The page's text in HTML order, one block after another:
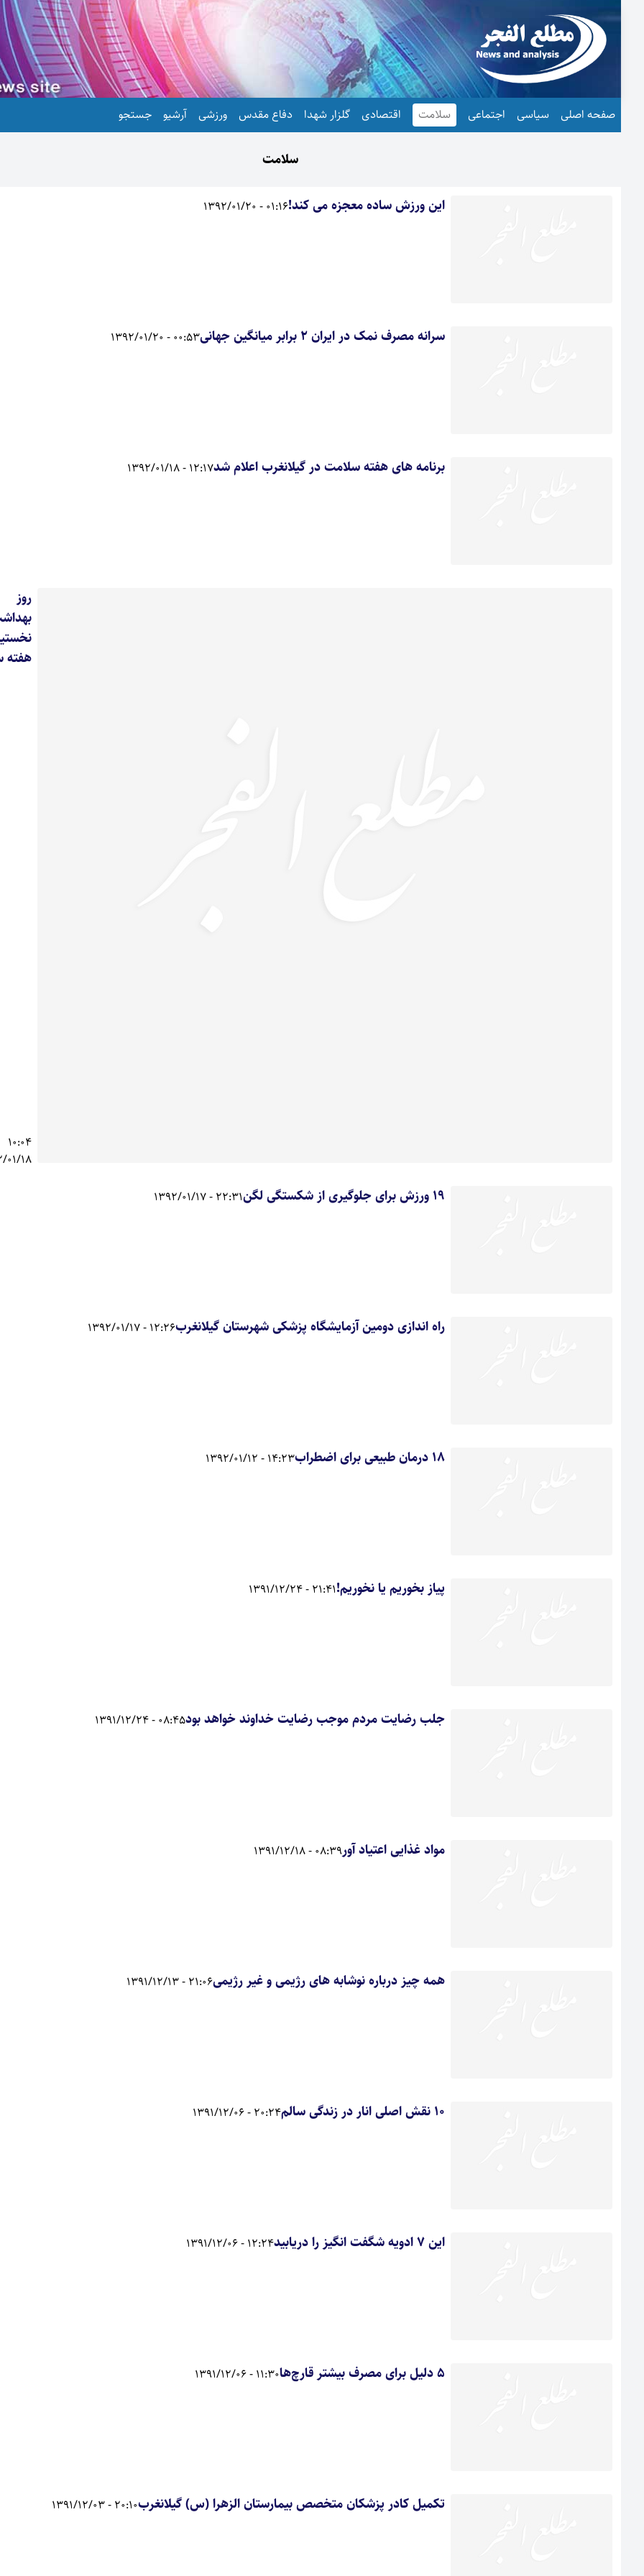
صفحه اصلی سیاسی اجتماعی سلامت اقتصادی گلزار شهدا دفاع مقدس ورزشی آرشیو جستجو
سلامت
این ورزش ساده معجزه می کند!01:16 - 1392/01/20
سرانه مصرف نمک در ایران 2 برابر میانگین جهانی 00:53 - 1392/01/20
برنامه های هفته سلامت در گیلانغرب اعلام شد12:17 - 1392/01/18
هفته
01/18
19 ورزش برای جلوگیری از شکستگی لگن 22:31 - 1392/01/17
راه اندازی دومین آزمایشگاه پزشکی شهرستان گیلانغرب12:26 - 1392/01/17
18 درمان طبیعی برای اضطراب 14:23 - 1392/01/12
پیاز بخوریم یا نخوریم!21:41 - 1391/12/24
جلب رضايت مردم موجب رضايت خداوند خواهد بود08:45 - 1391/12/24
مواد غذایی اعتیاد آور08:39 - 1391/12/18
همه چیز درباره نوشابه های رژیمی و غیر رژیمی21:06 - 1391/12/13
10 نقش اصلی انار در زندگی سالم 20:24 - 1391/12/06
این 7 ادویه‌ شگفت انگیز را دریابید 12:24 - 1391/12/06
5 دلیل برای مصرف بیشتر قارچ‌ها 11:30 - 1391/12/06
تکمیل کادر پزشکان متخصص بیمارستان الزهرا (س) گیلانغرب20:10 - 1391/12/03